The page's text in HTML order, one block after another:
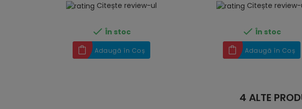
Citește review-ul
 În stoc
Adaugă în Coș
Citește review-
 În stoc
Adaugă în Coș
4 ALTE